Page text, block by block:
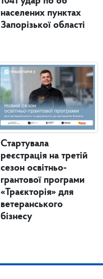
населених пунктах
Запорізької області
Стартувала
реєстрація на третій
сезон освітньо-
грантової програми
«Траєкторія» для
ветеранського
бізнесу